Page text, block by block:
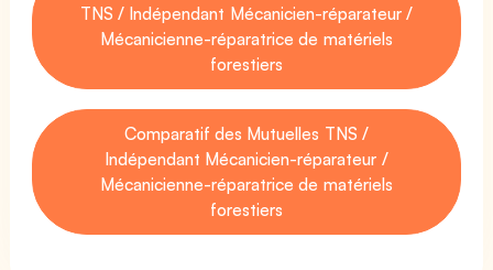
TNS / Indépendant Mécanicien-réparateur /
Mécanicienne-réparatrice de matériels
forestiers
Comparatif des Mutuelles TNS /
Indépendant Mécanicien-réparateur /
Mécanicienne-réparatrice de matériels
forestiers